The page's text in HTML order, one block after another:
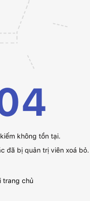
không tồn tại.
đã bị quản trị viên xoá bỏ.
trang chủ